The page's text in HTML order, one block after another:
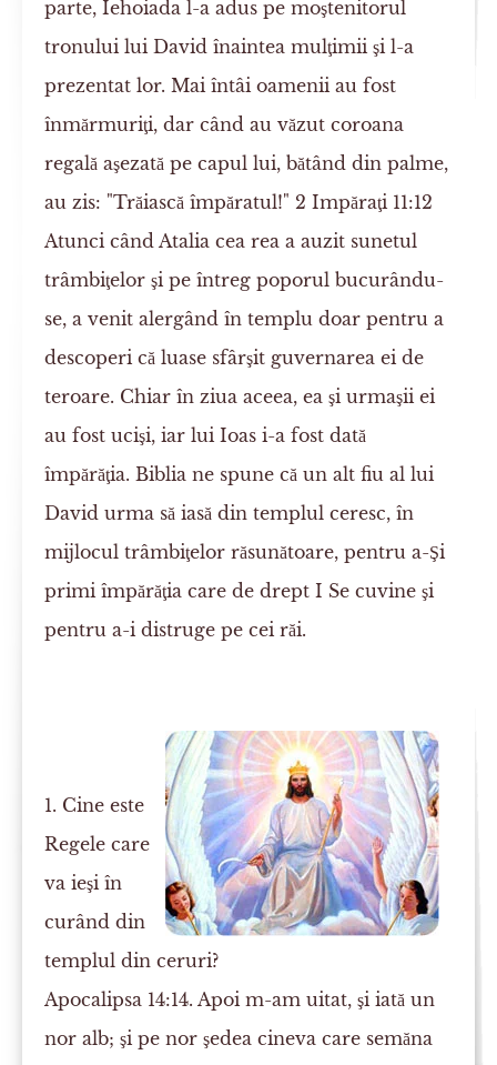
parte, Iehoiada l-a adus pe moştenitorul
tronului lui David înaintea mulţimii şi l-a
prezentat lor. Mai întâi oamenii au fost
înmărmuriţi, dar când au văzut coroana
regală aşezată pe capul lui, bătând din palme,
au zis: "Trăiască împăratul!" 2 Impăraţi 11:12
Atunci când Atalia cea rea a auzit sunetul
trâmbiţelor şi pe întreg poporul bucurându-
se, a venit alergând în templu doar pentru a
descoperi că luase sfârşit guvernarea ei de
teroare. Chiar în ziua aceea, ea şi urmaşii ei
au fost ucişi, iar lui Ioas i-a fost dată
împărăţia. Biblia ne spune că un alt fiu al lui
David urma să iasă din templul ceresc, în
mijlocul trâmbiţelor răsunătoare, pentru a-Şi
primi împărăţia care de drept I Se cuvine şi
pentru a-i distruge pe cei răi.
1. Cine este
Regele care
va ieşi în
curând din
templul din ceruri?
Apocalipsa 14:14. Apoi m-am uitat, şi iată un
nor alb; şi pe nor şedea cineva care semăna